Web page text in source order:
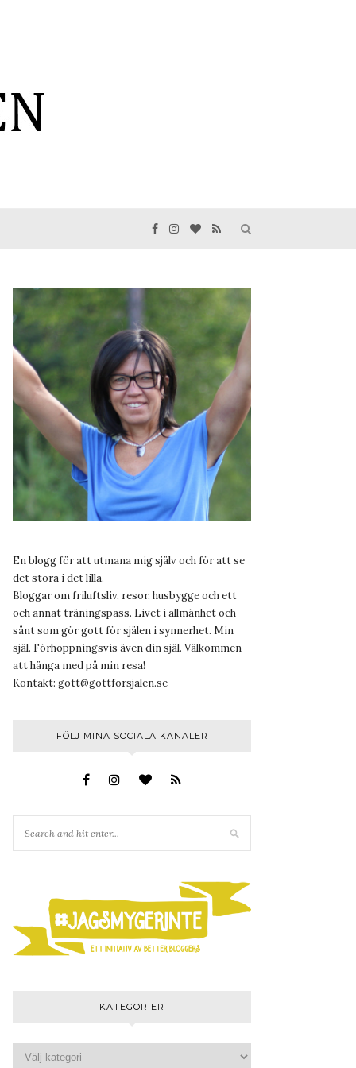
En blogg för att utmana mig själv och för att se
det stora i det lilla.
Bloggar om friluftsliv, resor, husbygge och ett
och annat träningspass. Livet i allmänhet och
sånt som gör gott för själen i synnerhet. Min
själ. Förhoppningsvis även din själ. Välkommen
att hänga med på min resa!
Kontakt: gott@gottforsjalen.se
FÖLJ MINA SOCIALA KANALER
KATEGORIER